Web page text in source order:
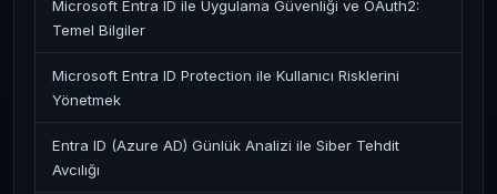
Microsoft Entra ID ile Uygulama Güvenliği ve OAuth2:
Temel Bilgiler
Microsoft Entra ID Protection ile Kullanıcı Risklerini
Yönetmek
Entra ID (Azure AD) Günlük Analizi ile Siber Tehdit
Avcılığı